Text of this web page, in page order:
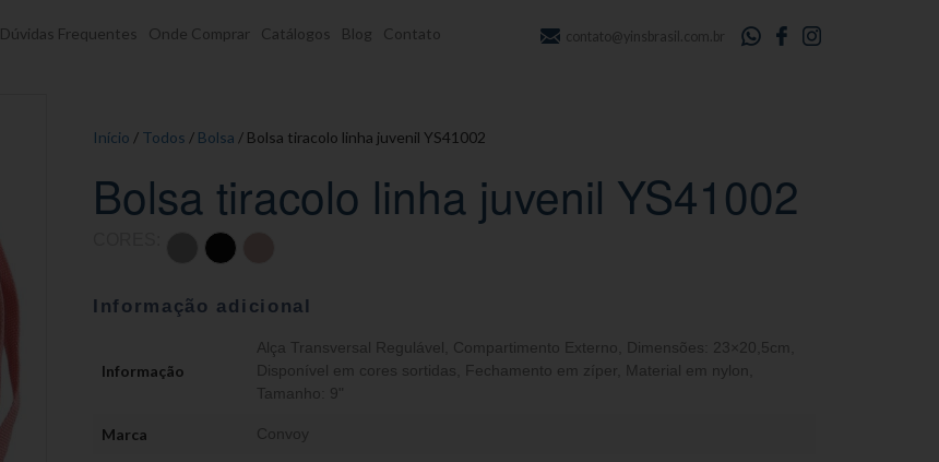
Dúvidas Frequentes Onde Comprar Catálogos Blog Contato contato@yinsbrasil.com.br
Início / Todos / Bolsa / Bolsa tiracolo linha juvenil YS41002
Bolsa tiracolo linha juvenil YS41002
Informação adicional
Informação
Alça Transversal Regulável Compartimento Externo Dimensões: 23×20,5cm
Disponível em cores sortidas
Fechamento em zíper Material em nylon
Tamanho: 9"
Marca Convoy